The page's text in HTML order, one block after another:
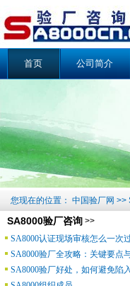
首页 公司简介
您现在的位置： 中国验厂网 >>
SA8000验厂咨询 >>
SA8000认证现场审核怎么一次
SA8000验厂全攻略：关键要点
SA8000验厂好处，如何避免陷